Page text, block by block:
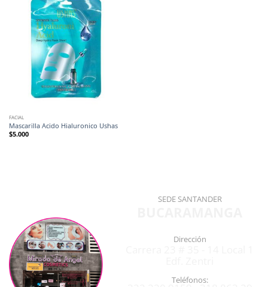
FACIAL
Mascarilla Acido Hialuronico Ushas
$5.000
SEDE SANTANDER
Dirección
Teléfonos: